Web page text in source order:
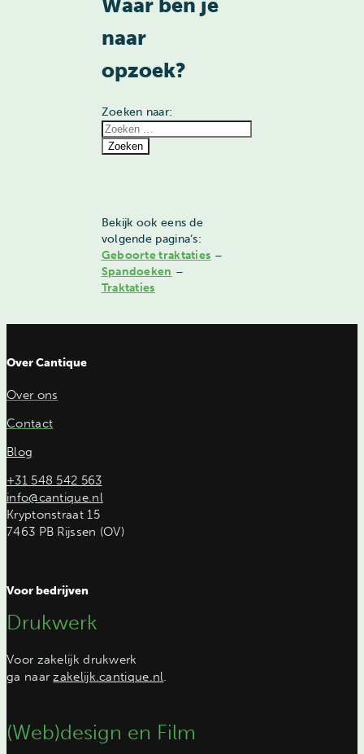
Waar ben je
naar
opzoek?
Zoeken naar:
Bekijk ook eens de
volgende pagina’s:
Geboorte traktaties –
Spandoeken –
Traktaties
Over Cantique
Over ons
Contact
Blog
+31 548 542 563
info@cantique.nl
Kryptonstraat 15
7463 PB Rijssen (OV)
Voor bedrijven
Drukwerk
Voor zakelijk drukwerk
ga naarzakelijk.cantique.nl.
(Web)design en Film